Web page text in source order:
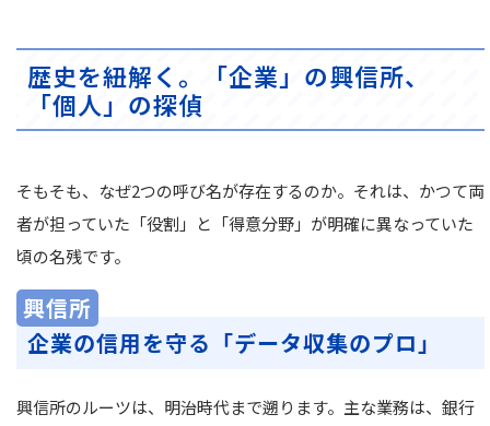
歴史を紐解く。「企業」の興信所、
「個人」の探偵
そもそも、なぜ2つの呼び名が存在するのか。それは、かつて両
者が担っていた「役割」と「得意分野」が明確に異なっていた
頃の名残です。
興信所
企業の信用を守る「データ収集のプロ」
興信所のルーツは、明治時代まで遡ります。主な業務は、銀行